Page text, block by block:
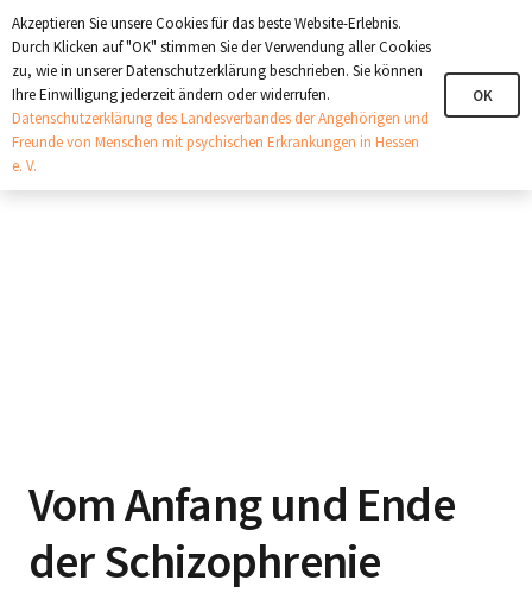
+321 123 4567 info@angehoerige-hessen.de
Vom Anfang und Ende
der Schizophrenie
Akzeptieren Sie unsere Cookies für das beste Website-Erlebnis.
Durch Klicken auf "OK" stimmen Sie der Verwendung aller Cookies
zu, wie in unserer Datenschutzerklärung beschrieben. Sie können
Ihre Einwilligung jederzeit ändern oder widerrufen.
Datenschutzerklärung des Landesverbandes der Angehörigen und
Freunde von Menschen mit psychischen Erkrankungen in Hessen
e. V.
OK